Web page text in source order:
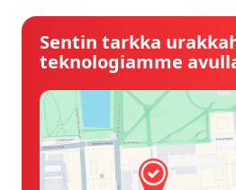
Sentin tarkka
teknologiamme